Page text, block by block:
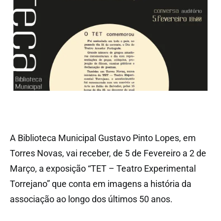
A Biblioteca Municipal Gustavo Pinto Lopes, em
Torres Novas, vai receber, de 5 de Fevereiro a 2 de
Março, a exposição “TET – Teatro Experimental
Torrejano” que conta em imagens a história da
associação ao longo dos últimos 50 anos.